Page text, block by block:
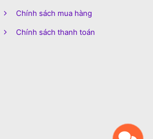
Chính sách mua hàng
Chính sách thanh toán